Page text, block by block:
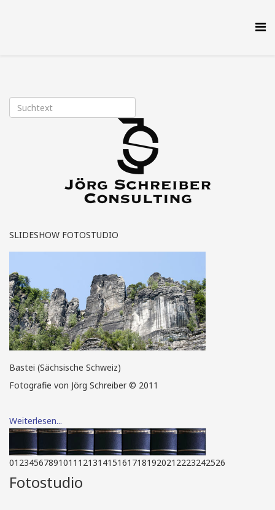
SLIDESHOW FOTOSTUDIO
Bastei (Sächsische Schweiz)
Fotografie von Jörg Schreiber © 2011
Weiterlesen...
01 234567891011 12131415161718192021 2223242526
Fotostudio